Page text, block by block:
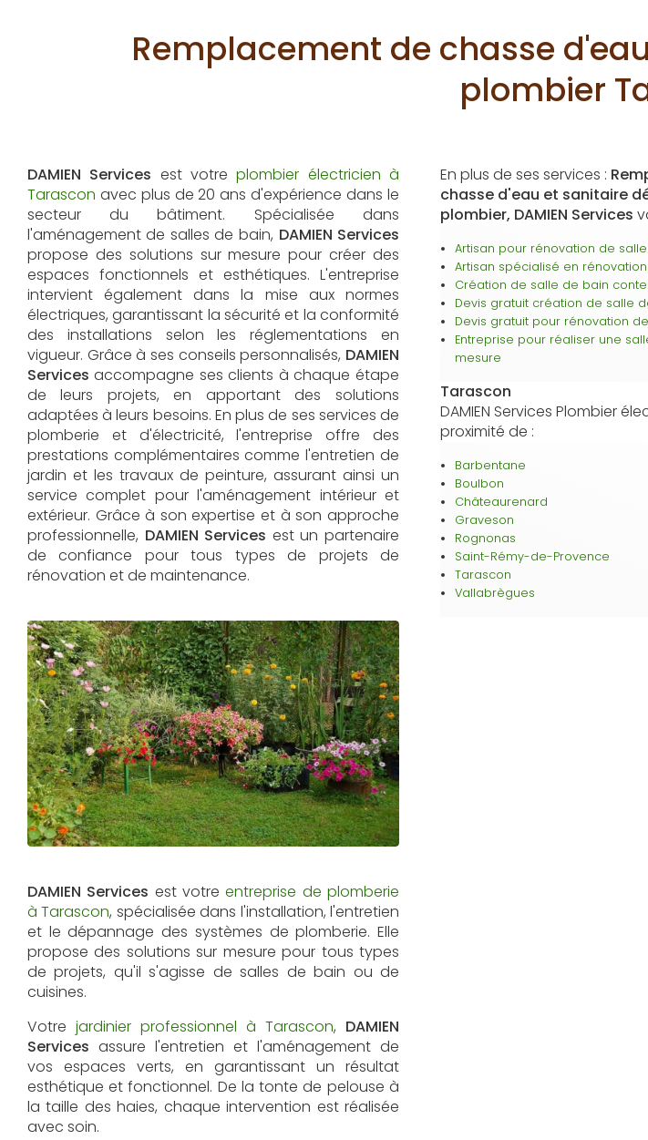
Remplacement de chasse
plombier
DAMIEN Services est votreplombier électricien à
Tarascon avec plus de 20 ans d'expérience dans le
secteur du bâtiment. Spécialisée dans
l'aménagement de salles de bain, DAMIEN Services
propose des solutions sur mesure pour créer des
espaces fonctionnels et esthétiques. L'entreprise
intervient également dans la mise aux normes
électriques, garantissant la sécurité et la conformité
des installations selon les réglementations en
vigueur. Grâce à ses conseils personnalisés, DAMIEN
Services accompagne ses clients à chaque étape
de leurs projets, en apportant des solutions
adaptées à leurs besoins. En plus de ses services de
plomberie et d'électricité, l'entreprise offre des
prestations complémentaires comme l'entretien de
jardin et les travaux de peinture, assurant ainsi un
service complet pour l'aménagement intérieur et
extérieur. Grâce à son expertise et à son approche
professionnelle, DAMIEN Services​​​​​​​ est un partenaire
de confiance pour tous types de projets de
rénovation et de maintenance.
DAMIEN Services est votreentreprise de plomberie
à Tarascon, spécialisée dans l'installation, l'entretien
et le dépannage des systèmes de plomberie. Elle
propose des solutions sur mesure pour tous types
de projets, qu'il s'agisse de salles de bain ou de
cuisines.
Votre jardinier professionnel à Tarascon, DAMIEN
Services assure l'entretien et l'aménagement de
vos espaces verts, en garantissant un résultat
esthétique et fonctionnel. De la tonte de pelouse à
la taille des haies, chaque intervention est réalisée
avec soin.
En plus de ses services :
chasse d'eau et sanitaire
plombier, DAMIEN Services
Artisan pour rénovation de
Artisan spécialisé en
Création de salle de bain
Devis gratuit création de salle
Devis gratuit pour rénovation
Entreprise pour réaliser une
mesure
Tarascon
DAMIEN Services Plombier
proximité de :
Barbentane
Boulbon
Châteaurenard
Graveson
Rognonas
Saint-Rémy-de-Provence
Tarascon
Vallabrègues